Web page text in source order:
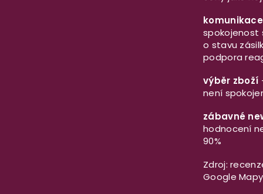
komunikace
spokojenost
o stavu
podpora
výběr zboží
není
zábavné
hodnocení
90%
Zdroj:
Google Mapy